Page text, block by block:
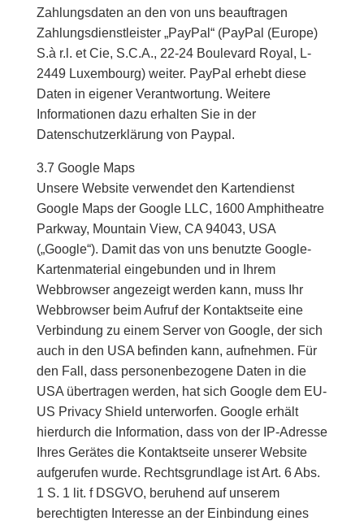
Zahlungsdaten an den von uns beauftragen
Zahlungsdienstleister „PayPal“ (PayPal (Europe)
S.à r.l. et Cie, S.C.A., 22-24 Boulevard Royal, L-
2449 Luxembourg) weiter. PayPal erhebt diese
Daten in eigener Verantwortung. Weitere
Informationen dazu erhalten Sie in der
Datenschutzerklärung von Paypal.
3.7 Google Maps
Unsere Website verwendet den Kartendienst
Google Maps der Google LLC, 1600 Amphitheatre
Parkway, Mountain View, CA 94043, USA
(„Google“). Damit das von uns benutzte Google-
Kartenmaterial eingebunden und in Ihrem
Webbrowser angezeigt werden kann, muss Ihr
Webbrowser beim Aufruf der Kontaktseite eine
Verbindung zu einem Server von Google, der sich
auch in den USA befinden kann, aufnehmen. Für
den Fall, dass personenbezogene Daten in die
USA übertragen werden, hat sich Google dem EU-
US Privacy Shield unterworfen. Google erhält
hierdurch die Information, dass von der IP-Adresse
Ihres Gerätes die Kontaktseite unserer Website
aufgerufen wurde. Rechtsgrundlage ist Art. 6 Abs.
1 S. 1 lit. f DSGVO, beruhend auf unserem
berechtigten Interesse an der Einbindung eines